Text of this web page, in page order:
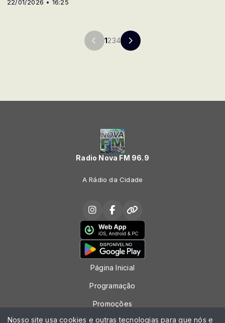
22/01/2026 • 16:25
1234
Radio Nova FM 96.9
A Rádio da Cidade
Página Inicial
Programação
Promoções
Nosso site usa cookies e outras tecnologias para que nós e